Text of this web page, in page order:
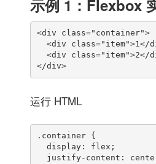
示例 1：Flexbox
<div class="container">
</div>
运行 HTML
.container {